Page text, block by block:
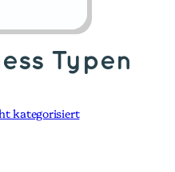
Typen
kategorisiert